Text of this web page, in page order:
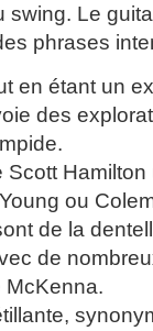
Le
phrases
étant un
des
ou
de la
de
McKenna.